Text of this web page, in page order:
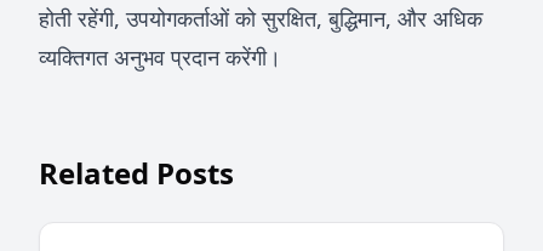
होती रहेंगी, उपयोगकर्ताओं को सुरक्षित, बुद्धिमान, और अधिक
व्यक्तिगत अनुभव प्रदान करेंगी।
Related Posts